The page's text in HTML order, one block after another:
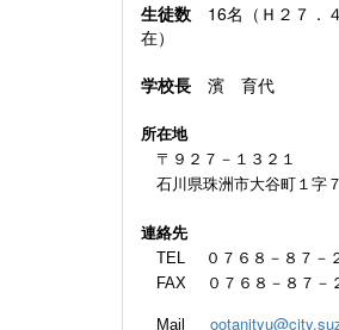
生徒数 16名（Ｈ２７．
在）
学校長 濱 育代
所在地
〒９２７－１３２１
石川県珠洲市大谷町１字
連絡先
TEL ０７６８－８７－
FAX ０７６８－８７－
Mail